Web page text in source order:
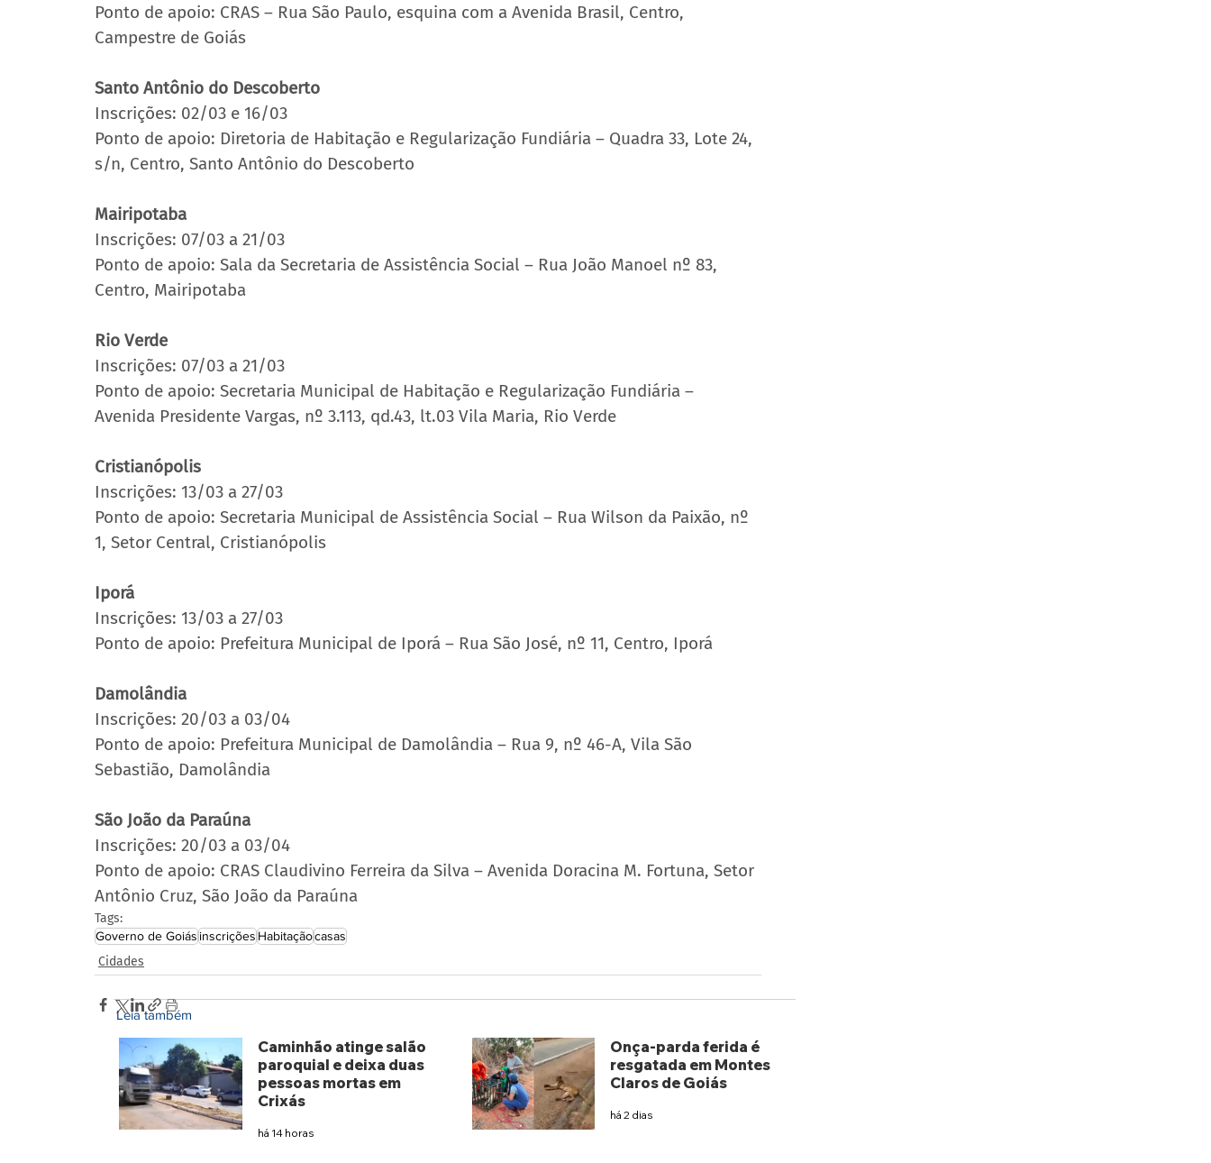
Ponto de apoio: CRAS – Rua São Paulo, esquina com a Avenida Brasil, Centro,
Campestre de Goiás
Santo Antônio do Descoberto
Inscrições: 02/03 e 16/03
Ponto de apoio: Diretoria de Habitação e Regularização Fundiária – Quadra 33, Lote 24,
s/n, Centro, Santo Antônio do Descoberto
Mairipotaba
Inscrições: 07/03 a 21/03
Ponto de apoio: Sala da Secretaria de Assistência Social – Rua João Manoel nº 83,
Centro, Mairipotaba
Rio Verde
Inscrições: 07/03 a 21/03
Ponto de apoio: Secretaria Municipal de Habitação e Regularização Fundiária –
Avenida Presidente Vargas, nº 3.113, qd.43, lt.03 Vila Maria, Rio Verde
Cristianópolis
Inscrições: 13/03 a 27/03
Ponto de apoio: Secretaria Municipal de Assistência Social – Rua Wilson da Paixão, nº
1, Setor Central, Cristianópolis
Iporá
Inscrições: 13/03 a 27/03
Ponto de apoio: Prefeitura Municipal de Iporá – Rua São José, nº 11, Centro, Iporá
Damolândia
Inscrições: 20/03 a 03/04
Ponto de apoio: Prefeitura Municipal de Damolândia – Rua 9, nº 46-A, Vila São
Sebastião, Damolândia
São João da Paraúna
Inscrições: 20/03 a 03/04
Ponto de apoio: CRAS Claudivino Ferreira da Silva – Avenida Doracina M. Fortuna, Setor
Antônio Cruz, São João da Paraúna
Tags:
Governo de Goiás inscrições Habitaçãocasas
Cidades
Leia também
Caminhão atinge salão
paroquial e deixa duas
pessoas mortas em
Crixás
há 14 horas
Onça-parda ferida é
resgatada em Montes
Claros de Goiás
há 2 dias